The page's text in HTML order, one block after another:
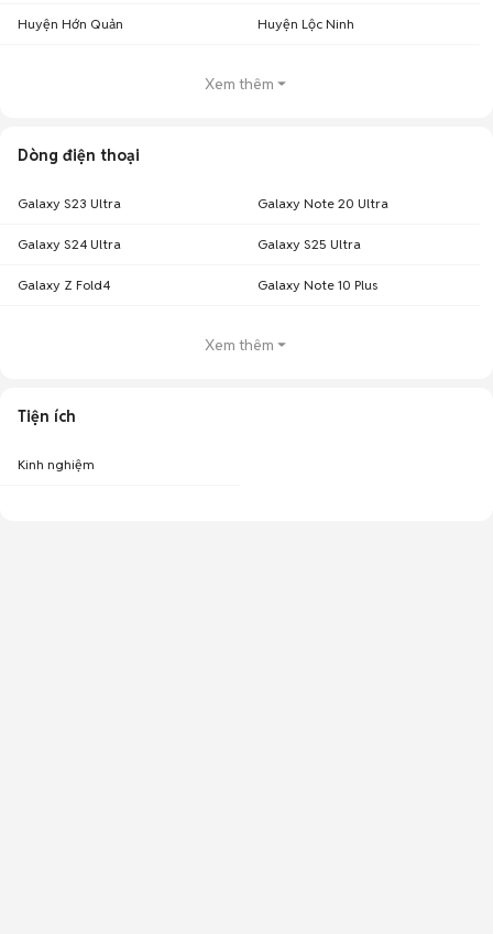
Huyện Hớn Quản Huyện Lộc Ninh
Xem thêm
Dòng điện thoại
Galaxy S23 Ultra Galaxy Note 20 Ultra
Galaxy S24 Ultra Galaxy S25 Ultra
Galaxy Z Fold4 Galaxy Note 10 Plus
Xem thêm
Tiện ích
Kinh nghiệm